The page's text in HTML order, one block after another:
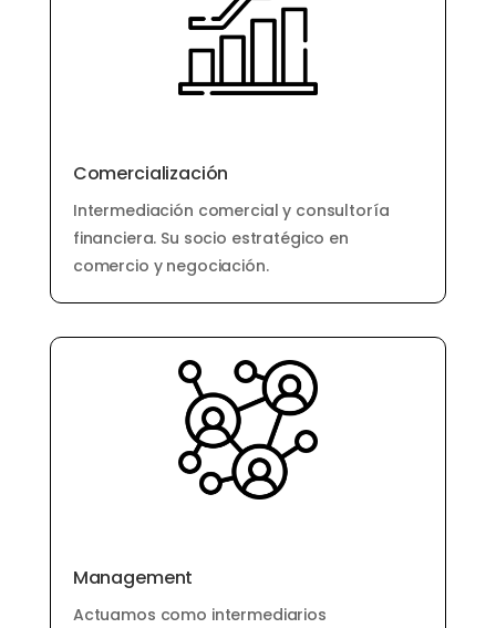
Comercialización
Intermediación comercial y consultoría
financiera. Su socio estratégico en
comercio y negociación.
Management
Actuamos como intermediarios